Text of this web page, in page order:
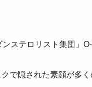
ステロリスト集団」
で隠された素顔が多く